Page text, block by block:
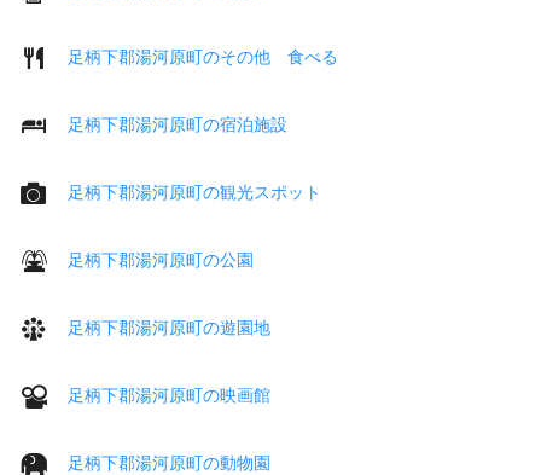
足柄下郡湯河原町のその他 食べる
足柄下郡湯河原町の宿泊施設
足柄下郡湯河原町の観光スポット
足柄下郡湯河原町の公園
足柄下郡湯河原町の遊園地
足柄下郡湯河原町の映画館
足柄下郡湯河原町の動物園